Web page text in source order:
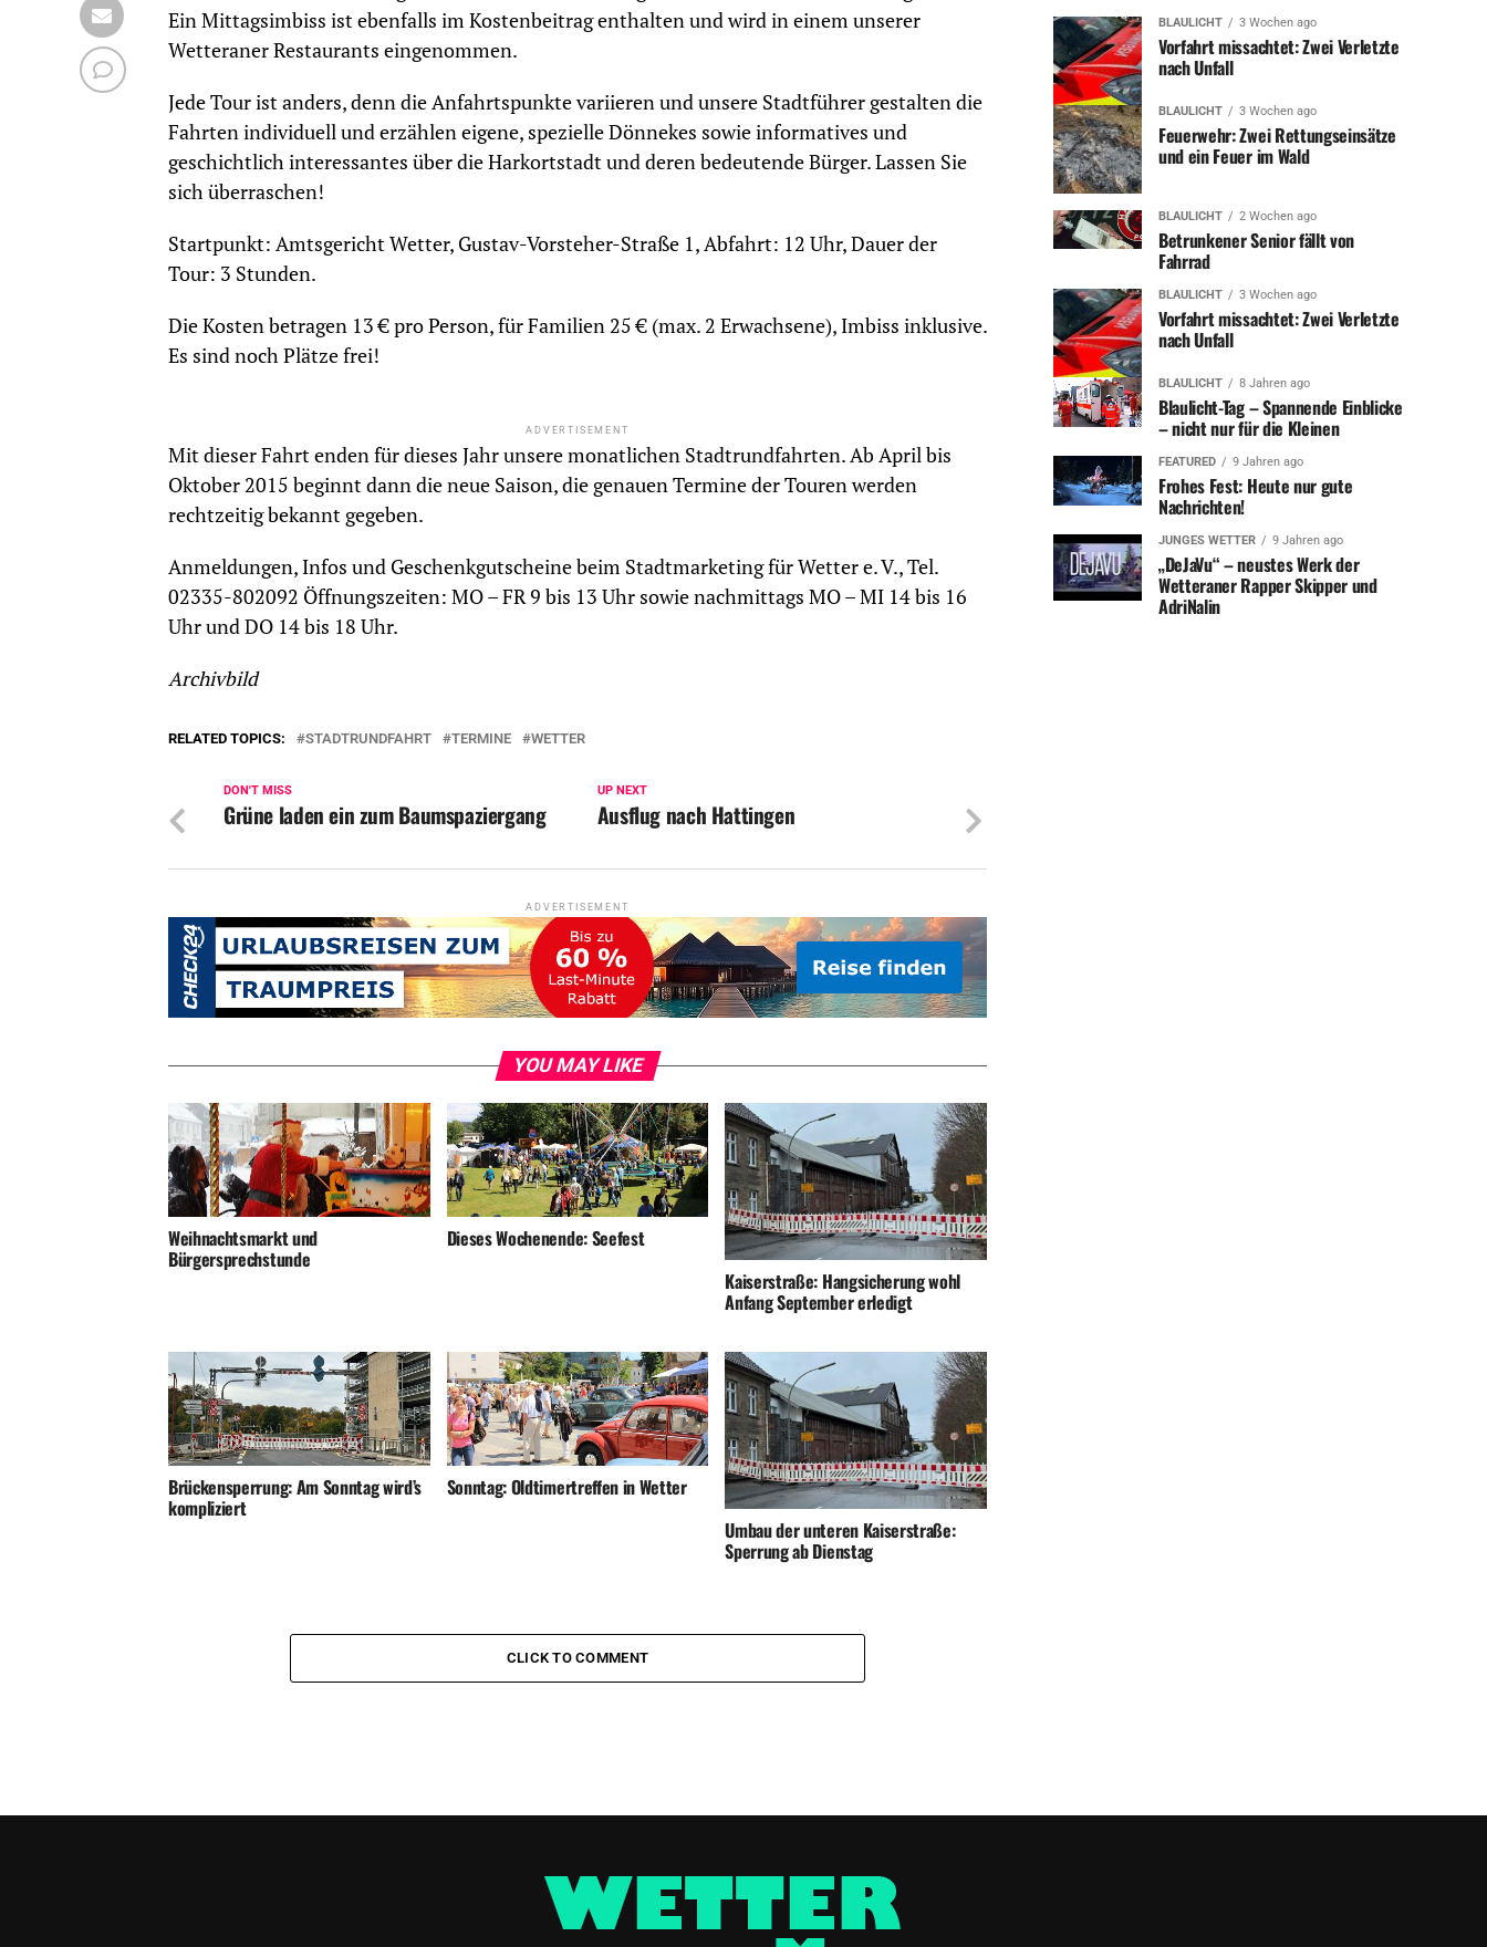
Ein Mittagsimbiss ist ebenfalls im Kostenbeitrag enthalten und wird in einem unserer
Wetteraner Restaurants eingenommen.
Jede Tour ist anders, denn die Anfahrtspunkte variieren und unsere Stadtführer gestalten die
Fahrten individuell und erzählen eigene, spezielle Dönnekes sowie informatives und
geschichtlich interessantes über die Harkortstadt und deren bedeutende Bürger. Lassen Sie
sich überraschen!
Startpunkt: Amtsgericht Wetter, Gustav-Vorsteher-Straße 1, Abfahrt: 12 Uhr, Dauer der
Tour: 3 Stunden.
Die Kosten betragen 13 € pro Person, für Familien 25 € (max. 2 Erwachsene), Imbiss inklusive.
Es sind noch Plätze frei!
ADVERTISEMENT
Mit dieser Fahrt enden für dieses Jahr unsere monatlichen Stadtrundfahrten. Ab April bis
Oktober 2015 beginnt dann die neue Saison, die genauen Termine der Touren werden
rechtzeitig bekannt gegeben.
Anmeldungen, Infos und Geschenkgutscheine beim Stadtmarketing für Wetter e. V., Tel.
02335-802092 Öffnungszeiten: MO – FR 9 bis 13 Uhr sowie nachmittags MO – MI 14 bis 16
Uhr und DO 14 bis 18 Uhr.
Archivbild
RELATED TOPICS: STADTRUNDFAHRT TERMINE WETTER
UP NEXT
Ausflug nach Hattingen
DON'T MISS
Grüne laden ein zum Baumspaziergang
ADVERTISEMENT
YOU MAY LIKE
Weihnachtsmarkt und
Bürgersprechstunde
Dieses Wochenende: Seefest
Kaiserstraße: Hangsicherung wohl
Anfang September erledigt
Brückensperrung: Am Sonntag wird’s
kompliziert
Sonntag: Oldtimertreffen in Wetter
Umbau der unteren Kaiserstraße:
Sperrung ab Dienstag
CLICK TO COMMENT
BLAULICHT 3 Wochen ago
Vorfahrt missachtet: Zwei Verletzte
nach Unfall
BLAULICHT 3 Wochen ago
Feuerwehr: Zwei Rettungseinsätze
und ein Feuer im Wald
BLAULICHT 2 Wochen ago
Betrunkener Senior fällt von
Fahrrad
BLAULICHT 3 Wochen ago
Vorfahrt missachtet: Zwei Verletzte
nach Unfall
BLAULICHT 8 Jahren ago
Blaulicht-Tag – Spannende Einblicke
– nicht nur für die Kleinen
FEATURED 9 Jahren ago
Frohes Fest: Heute nur gute
Nachrichten!
JUNGES WETTER 9 Jahren ago
„DeJaVu“ – neustes Werk der
Wetteraner Rapper Skipper und
AdriNalin